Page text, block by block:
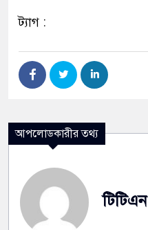
ট্যাগ :
আপলোডকারীর তথ্য
টিটিএন